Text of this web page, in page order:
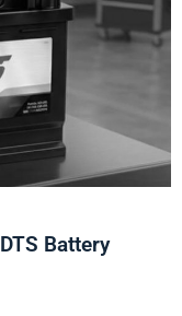
Battery